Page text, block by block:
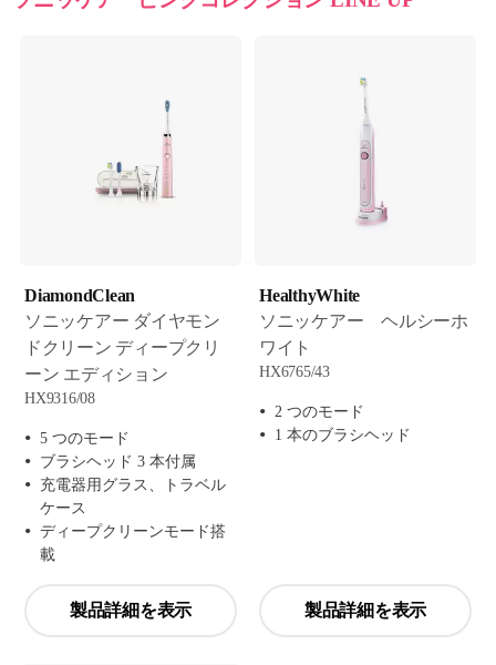
DiamondClean
ソニッケアー ダイヤモン
ドクリーン ディープクリ
ーン エディション
HX9316/08
5 つのモード
ブラシヘッド 3 本付属
充電器用グラス、トラベル
ケース
ディープクリーンモード搭
載
製品詳細を表示
HealthyWhite
ソニッケアー ヘルシーホ
ワイト
HX6765/43
2 つのモード
1 本のブラシヘッド
製品詳細を表示